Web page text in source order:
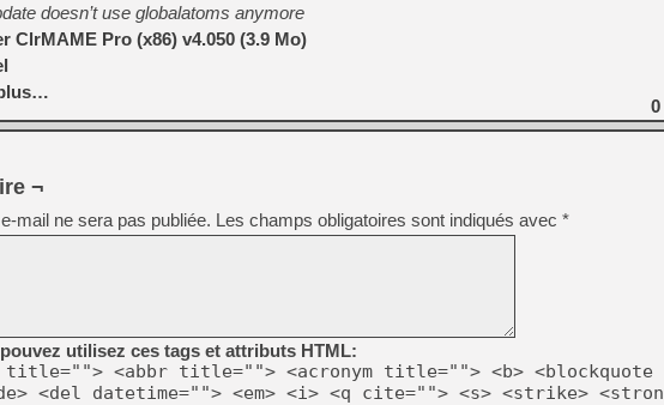
[LS] [PS5] ps5-y2jb-
[GK] Pourquoi Marvel
[GK] GTA 6 : Rockstar
[GK] Hot Wheels Infinite
[GK] Mémoire cash -
[GK] Résultats Nintendo :
[GK] Déjà des
[Mo5] Brickboy cherche à
[GK] Minecraft et ses «
[GK] Beast of
[GK] Ubisoft : fin de partie
doesn’t use globalatoms anymore
ClrMAME Pro (x86) v4.050 (3.9 Mo)
0
¬
mail ne sera pas publiée. Les champs obligatoires sont indiqués avec *
utilisez ces tags et attributs HTML:
<abbr title=""> <acronym title=""> <b> <blockquote
<del datetime=""> <em> <i> <q cite=""> <s> <strike>